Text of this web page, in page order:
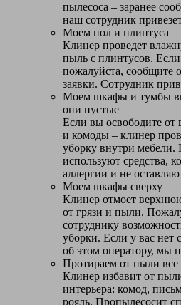
пылесоса – заранее
наш сотрудник
Моем пол и плинтуса
Клинер проведет
пыль с плинтусов.
пожалуйста, сообщите
заявки. Сотрудник
Моем шкафы и тумбы
они пустые
Если вы освободите
и комоды – клинер
уборку внутри
используют средства,
аллергии и не
Моем шкафы сверху
Клинер отмоет
от грязи и пыли.
сотруднику
уборки. Если у вас нет
об этом оператору, мы
Протираем от пыли
Клинер избавит от
интерьера: комод,
рояль. Пропылесосит